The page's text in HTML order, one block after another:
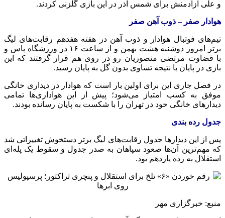
و علی آزادمنش برای شمس آذر در این بازی گلزنی کردند.
هوادار صفر – ذوب آهن صفر
تیم‌های فوتبال هوادار و ذوب آهن در هفته هفدهم رقابت‌های لیگ
برتر امروز دوشنبه هشت بهمن و از ساعت ۱۶ در ورزشگاه پاس و
با قضاوت مرتضی منصوریان رو در روی هم قرار گرفتند که این
بازی در پایان با نتیجه تساوی بدون گل به پایان رسید.
در فصل جاری این برای اولین بار است که هوادار در دیداری خانگی
موفق به کسب امتیاز می‌شود؛ پیش از این هواداری‌ها تمامی
دیدارهای خانگی خود در تهران را با شکست به پایان رسانده بودند.
جدول رده بندی
پس از این دیدارها جدول رقابت‌های لیگ برتر دستخوش تغییراتی شد
که مهم‌ترین آن‌ها صعود سپاهان به صدر جدول و سقوط یک پله‌ای
استقلال به رده یازدهم بود.
منبع: خبرگزاری مهر